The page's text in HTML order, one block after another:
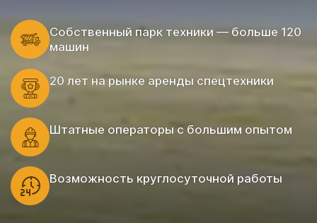
Cобственный парк техники — больше 120
машин
20 лет на рынке аренды спецтехники
Штатные операторы с большим опытом
Возможность круглосуточной работы